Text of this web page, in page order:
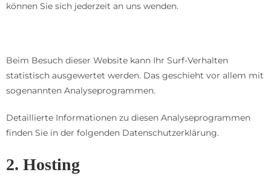
können Sie sich jederzeit an uns wenden.
Beim Besuch dieser Website kann Ihr Surf-Verhalten
statistisch ausgewertet werden. Das geschieht vor allem mit
sogenannten Analyseprogrammen.
Detaillierte Informationen zu diesen Analyseprogrammen
finden Sie in der folgenden Datenschutzerklärung.
2. Hosting